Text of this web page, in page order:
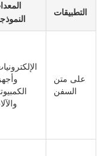
التطبيقات
المعدات
النموذجية
على متن
السفن
الإلكترونيات،
وأجهزة
الكمبيوتر،
والآلات